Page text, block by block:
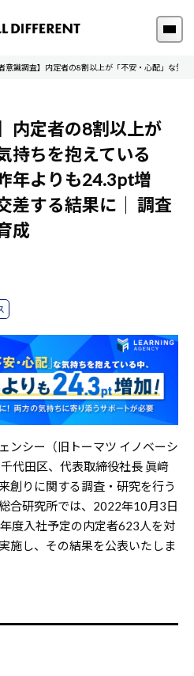
意識調査】内定者の8割以上が「不安・心配」な気
内定者の8割以上が
持ちを抱えている
年よりも24.3pt増
差する結果に｜ 調査
成
ンシー（旧トーマツ イノベーシ
代田区、代表取締役社長 眞﨑
創りに関する調査・研究を行う
合研究所では、2022年10月3日
度入社予定の内定者623人を対
施し、その結果を公表いたしま